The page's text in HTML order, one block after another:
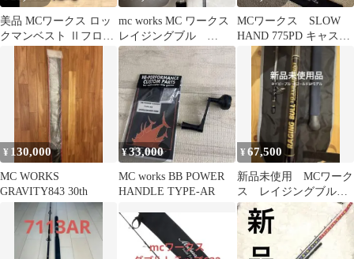
美品 MCワークス ロッ
クマンベスト Ⅱフロー
ティングベスト ゲーム
mc works MC ワークス
レイジングブル
104XX
MCワークス SLOW
HAND 775PD キャステ
ィングロッド ヒラマ
¥ 130,000
MC WORKS
GRAVITY843 30th
¥33,000
MC works BB POWER
HANDLE TYPE-AR
¥67,500
新品未使用 MCワーク
ス レイジングブル
RB103-XRトライデント
SPモデル